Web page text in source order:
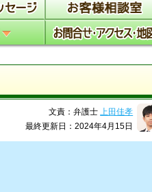
文責：弁護士上田佳孝
最終更新日：2024年4月15日